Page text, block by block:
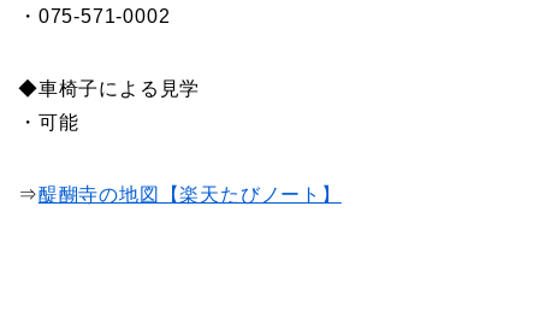
・075-571-0002
◆車椅子による見学
・可能
⇒醍醐寺の地図【楽天たびノート】